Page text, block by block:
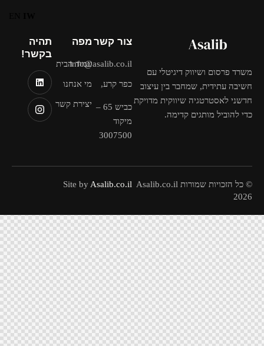
משרד פרסום ושיווק דיגיטלי עם
חשיבה עתידית, שמחבר בין עיצוב
חדשני לאסטרטגיה שיווקית מדויקת
כדי להוביל מותגים קדימה.
צור קשר
info@asalib.co.il
כפר קרע,
כביש 65 –
מיקוד
3007500
מפה
עמוד הבית
מי אנחנו
יצירת קשר
תהיה
בקשר!
© כל הזכויות שמורות Asalib.co.il
2026
Site by Asalib.co.il